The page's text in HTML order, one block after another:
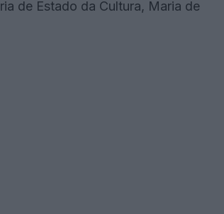
de Estado da Cultura, Maria de